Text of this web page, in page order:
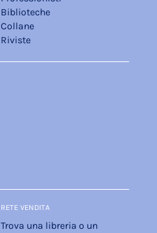
Biblioteche
Collane
Riviste
RETE VENDITA
Trova una libreria o un